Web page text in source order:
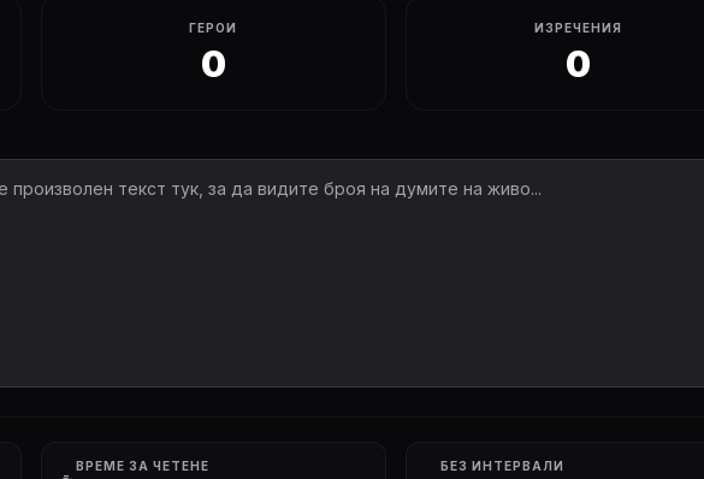
ГЕРОИ
0
ИЗРЕЧЕНИЯ
0
ВРЕМЕ ЗА ЧЕТЕНЕ БЕЗ ИНТЕРВАЛИ